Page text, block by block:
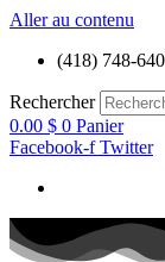
Aller au contenu
(418) 748-
Rechercher
0.00 $ 0 Panier
Facebook-f Twitter